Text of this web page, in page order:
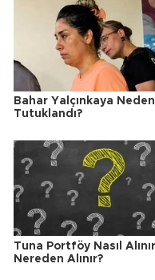
Bahar Yalçınkaya Neden
Tutuklandı?
Tuna Portföy Nasıl
Nereden Alınır?